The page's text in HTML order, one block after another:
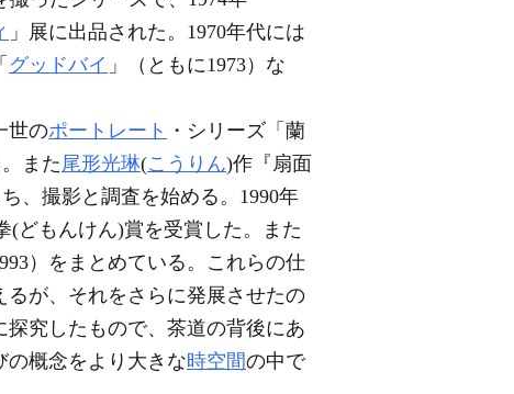
」展に出品された。1970年代には
グッドバイ 」（ともに1973）な
世のポートレート ・シリーズ「蘭
また尾形光琳(こうりん)作『扇面
、撮影と調査を始める。1990年
(どもんけん)賞を受賞した。また
）をまとめている。これらの仕
が、それをさらに発展させたの
究したもので、茶道の背後にあ
の概念をより大きな時空間の中で